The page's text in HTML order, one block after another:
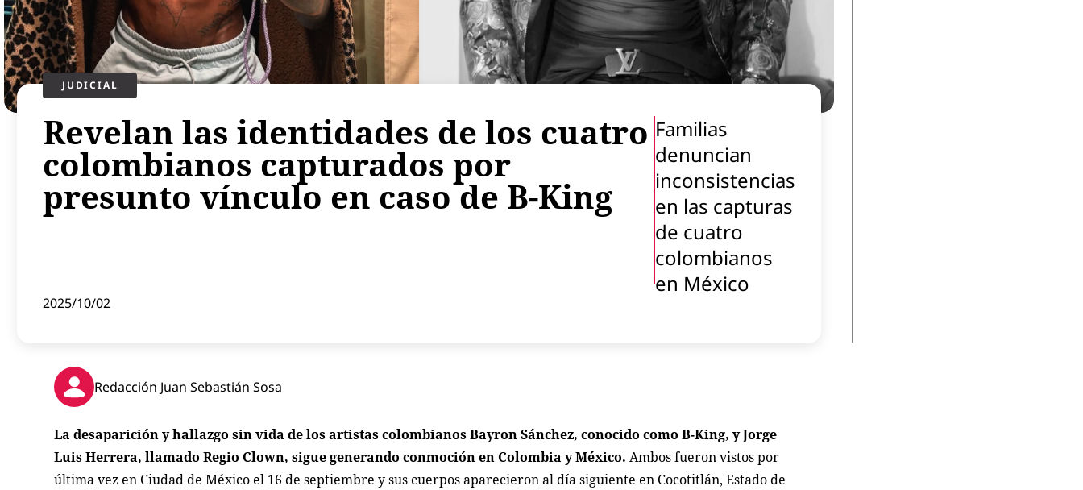
JUDICIAL
Revelan las identidades de los cuatro
colombianos capturados por
presunto vínculo en caso de B-King
Familias
denuncian
inconsistencias
en las capturas
de cuatro
colombianos
en México
2025/10/02
Redacción Juan Sebastián Sosa
La desaparición y hallazgo sin vida de los artistas colombianos Bayron Sánchez, conocido como B-King, y Jorge
Luis Herrera, llamado Regio Clown, sigue generando conmoción en Colombia y México. Ambos fueron vistos por
última vez en Ciudad de México el 16 de septiembre y sus cuerpos aparecieron al día siguiente en Cocotitlán, Estado de